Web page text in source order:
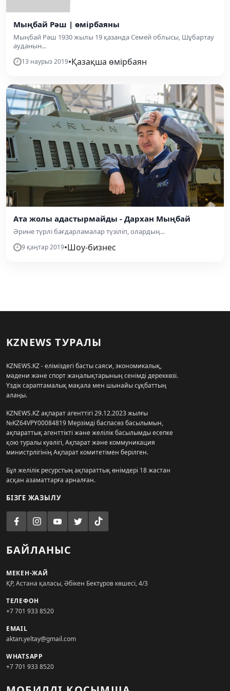
Мыңбай Рәш | өмірбаяны
Мыңбай Рәш 1930 жылы 19 қазанда Семей облысы, Шұбартау
ауданын...
13 наурыз 2019•Қазақша өмірбаян
Ата жолы адастырмайды - Дархан Мыңбай
Әрине түрлі бағдарламалар түзіліп, олардың...
9 қаңтар 2019•Шоу-бизнес
KZNEWS ТУРАЛЫ
KZNEWS.KZ - еліміздегі басты саяси, экономикалық,
мәдени және спорт жаңалықтарының сенімді дереккөзі.
Үздік сараптамалық мақала мен шынайы сұқбаттың
алаңы.
KZNEWS.KZ ақпарат агенттігі 29.12.2023 жылғы
№KZ64VPY00084819 Мерзімді баспасөз басылымын,
ақпараттық агенттікті және желілік басылымды есепке
қою туралы куәлігі, Ақпарат және коммуникация
министрлігінің Ақпарат комитетімен берілген.
Бұл желілік ресурстың ақпараттық өнімдері 18 жастан
асқан азаматтарға арналған.
БІЗГЕ ЖАЗЫЛУ
БАЙЛАНЫС
МЕКЕН-ЖАЙ
ҚР, Астана қаласы, Әбікен Бектұров көшесі, 4/3
ТЕЛЕФОН
+7 701 933 8520
EMAIL
aktan.yeltay@gmail.com
WHATSAPP
+7 701 933 8520